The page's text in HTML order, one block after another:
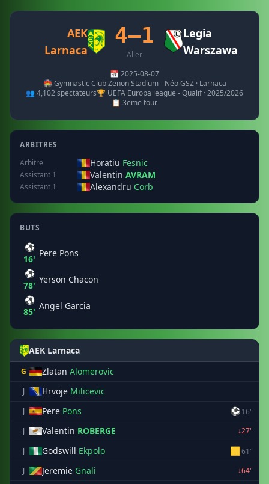
AEK
Larnaca
4–1
Aller
Legia
Warszawa
📅 2025-08-07
🏟️ Gymnastic Club Zenon Stadium - Néo GSZ · Larnaca
👥 4,102 spectateurs🏆 UEFA Europa league - Qualif · 2025/2026
📋 3eme tour
ARBITRES
Arbitre
Horatiu Fesnic
Assistant 1 Valentin AVRAM
Assistant 1 Alexandru Corb
BUTS
⚽
16'
Pere Pons
⚽
78'
Yerson Chacon
⚽
85'
Angel Garcia
AEK Larnaca
G Zlatan Alomerovic
J Hrvoje Milicevic
J Pere Pons ⚽ 16'
J
Valentin ROBERGE
↓27'
J
Godswill Ekpolo 🟨61'
J
Jeremie Gnali
↓64'